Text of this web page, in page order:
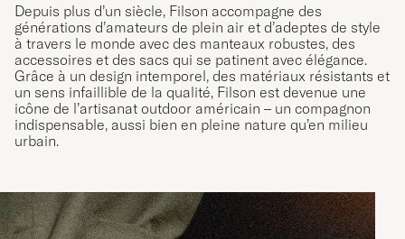
Depuis plus d’un siècle, Filson accompagne des
générations d’amateurs de plein air et d’adeptes de style
à travers le monde avec des manteaux robustes, des
accessoires et des sacs qui se patinent avec élégance.
Grâce à un design intemporel, des matériaux résistants et
un sens infaillible de la qualité, Filson est devenue une
icône de l’artisanat outdoor américain – un compagnon
indispensable, aussi bien en pleine nature qu’en milieu
urbain.